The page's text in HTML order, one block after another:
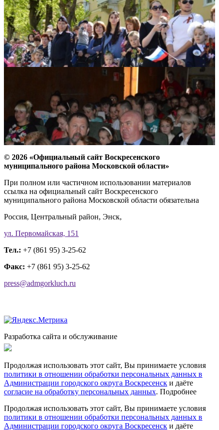
© 2026 «Официальный сайт Воскресенского
муниципального района Московской области»
При полном или частичном использовании материалов
ссылка на официальный сайт Воскресенского
муниципального района Московской области обязательна
Россия, Центральный район, Энск,
ул. Первомайская, 151
Тел.: +7 (861 95) 3-25-62
Факс: +7 (861 95) 3-25-62
press@admgorkluch.ru
Разработка сайта и обслуживание
Продолжая использовать этот сайт, Вы принимаете условия
политики в отношении обработки персональных данных в
Администрации городского округа Воскресенск и даёте
согласие на обработку персональных данных. Подробнее
Продолжая использовать этот сайт, Вы принимаете условия
политики в отношении обработки персональных данных в
Администрации городского округа Воскресенск и даёте